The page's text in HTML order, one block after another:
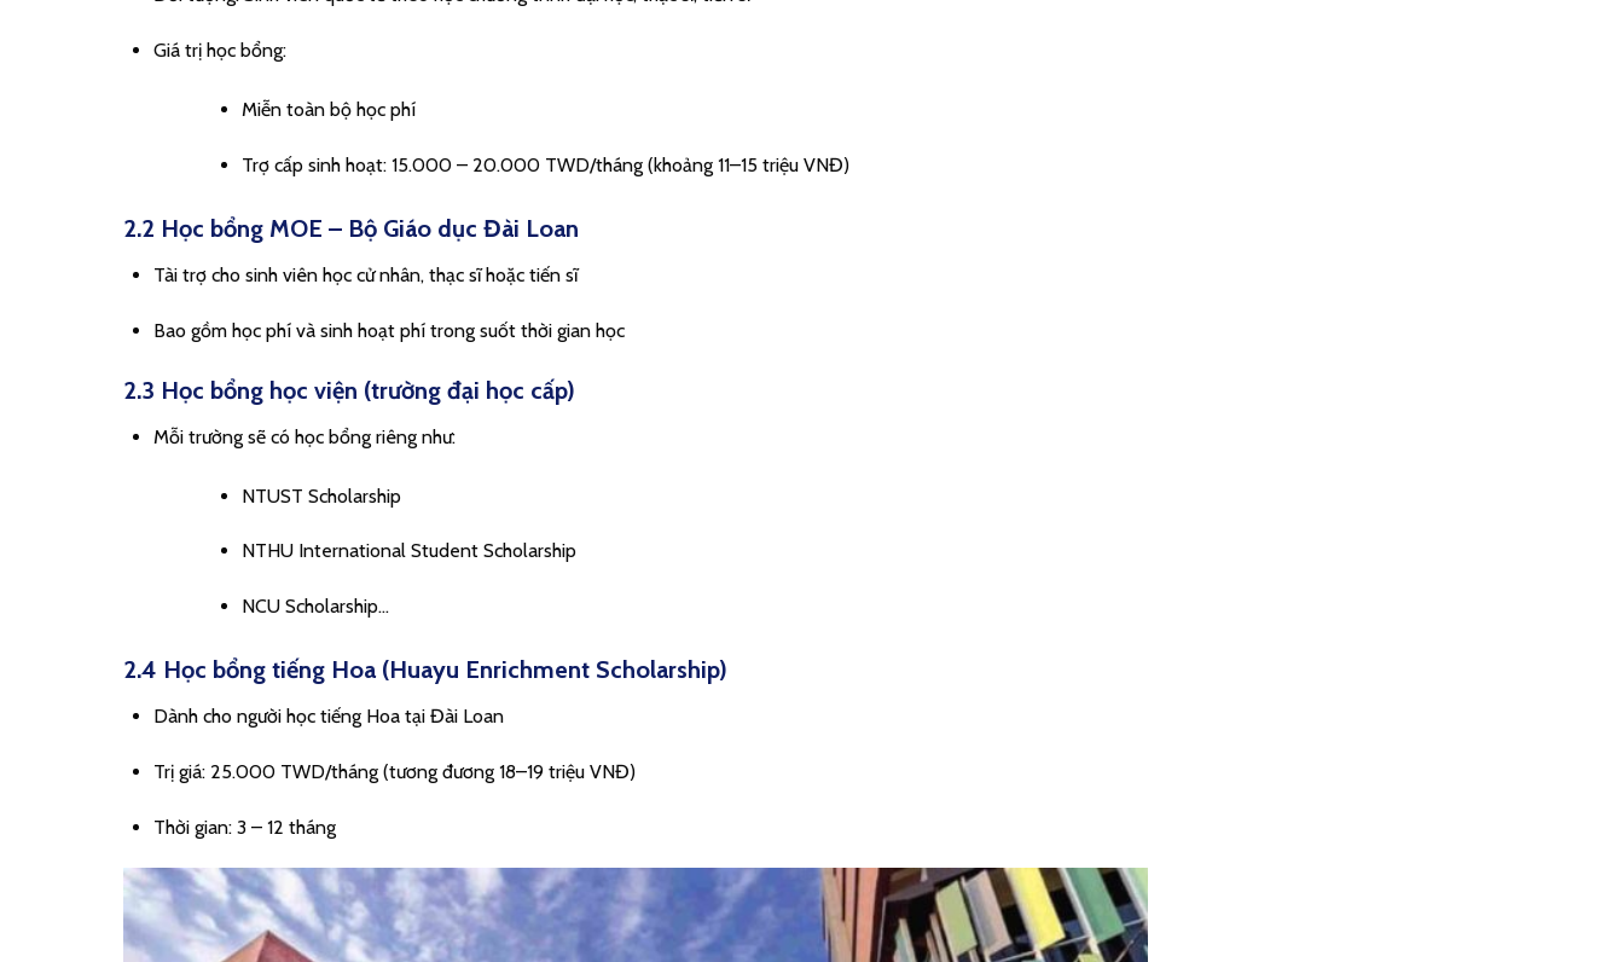
Giá trị học bổng:
Miễn toàn bộ học phí
Trợ cấp sinh hoạt: 15.000 – 20.000 TWD/tháng (khoảng 11–15 triệu VNĐ)
2.2 Học bổng MOE – Bộ Giáo dục Đài Loan
Tài trợ cho sinh viên học cử nhân, thạc sĩ hoặc tiến sĩ
Bao gồm học phí và sinh hoạt phí trong suốt thời gian học
2.3 Học bổng học viện (trường đại học cấp)
Mỗi trường sẽ có học bổng riêng như:
NTUST Scholarship
NTHU International Student Scholarship
NCU Scholarship…
2.4 Học bổng tiếng Hoa (Huayu Enrichment Scholarship)
Dành cho người học tiếng Hoa tại Đài Loan
Trị giá: 25.000 TWD/tháng (tương đương 18–19 triệu VNĐ)
Thời gian: 3 – 12 tháng